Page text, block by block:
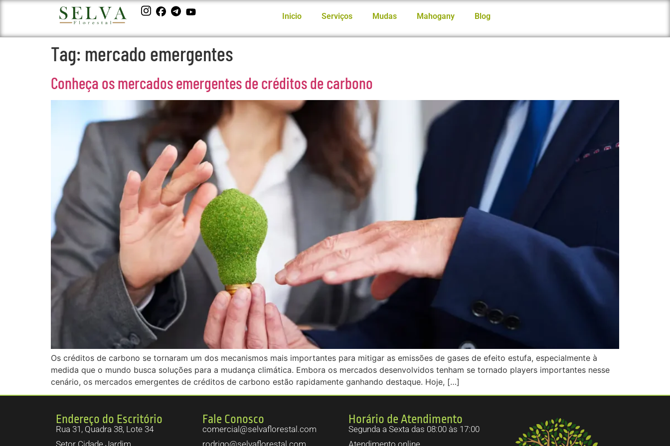
Inicio Serviços Mudas Mahogany Blog
Tag: mercado emergentes
Conheça os mercados emergentes de créditos de carbono
Os créditos de carbono se tornaram um dos mecanismos mais importantes para mitigar as emissões de gases de efeito estufa, especialmente à
medida que o mundo busca soluções para a mudança climática. Embora os mercados desenvolvidos tenham se tornado players importantes nesse
cenário, os mercados emergentes de créditos de carbono estão rapidamente ganhando destaque. Hoje, […]
Endereço do Escritório
Rua 31, Quadra 38, Lote 34
Fale Conosco
comercial@selvaflorestal.com
Horário de Atendimento
Segunda a Sexta das 08:00 às 17:00